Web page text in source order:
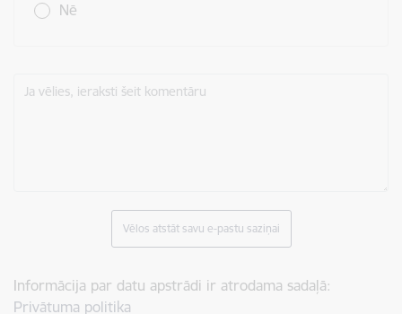
Nē
Ja vēlies, ieraksti šeit komentāru
Vēlos atstāt savu e-pastu saziņai
Informācija par datu apstrādi ir atrodama sadaļā:
Privātuma politika